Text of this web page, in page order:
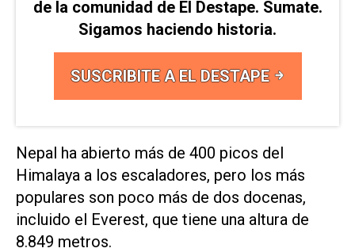
de la comunidad de El Destape. Sumate.
Sigamos haciendo historia.
SUSCRIBITE A EL DESTAPE
Nepal ha abierto más de 400 picos del
Himalaya ​a los escaladores, pero los más
populares son ‌poco más de dos docenas,
incluido ‌el Everest, que tiene una altura de
8.849 metros.